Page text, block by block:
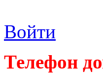
Войти
Телефон